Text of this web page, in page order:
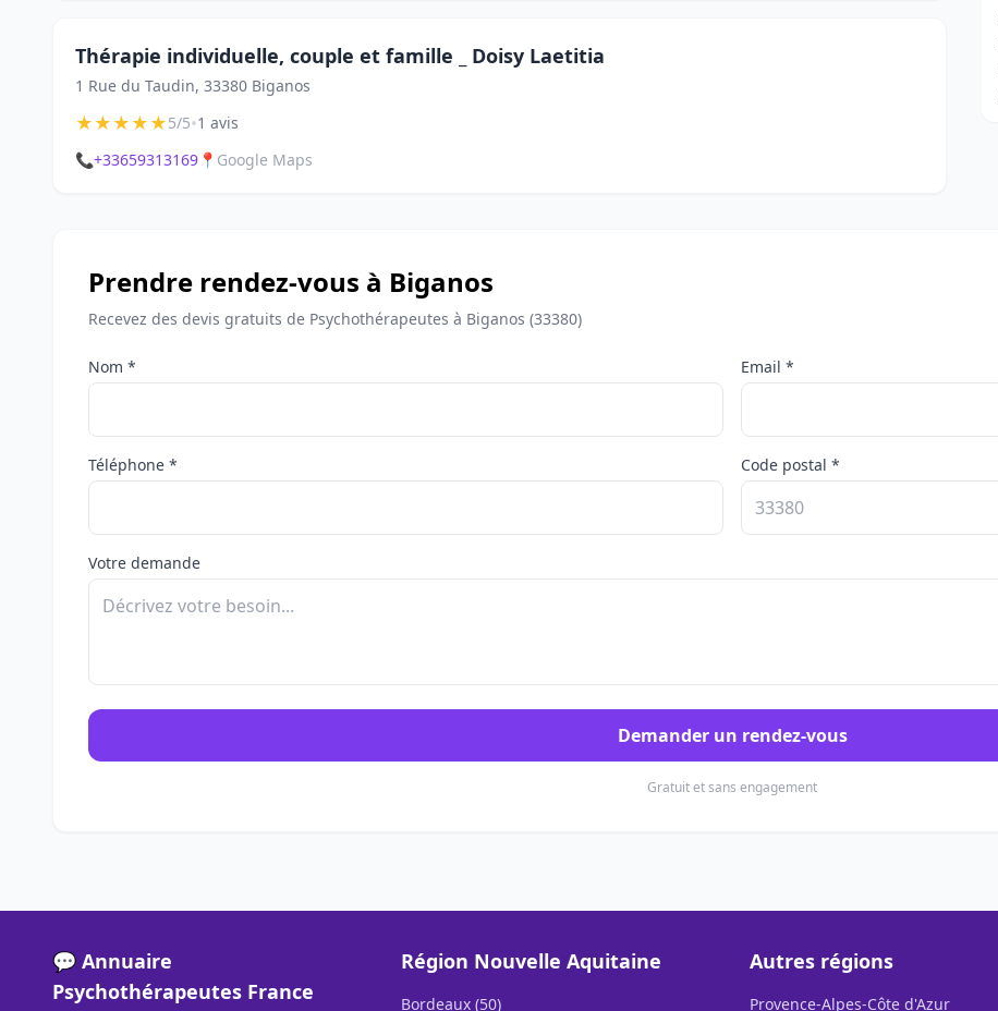
Thérapie individuelle, couple et famille _ Doisy Laetitia
1 Rue du Taudin, 33380 Biganos
★★★★★5/5•1 avis
📞+33659313169 📍 Google Maps
Prendre rendez-vous à Biganos
Recevez des devis gratuits de Psychothérapeutes à Biganos (33380)
Nom * Email *
Téléphone * Code postal *
Votre demande
Demander un rendez-vous
Gratuit et sans engagement
💬 Annuaire
Psychothérapeutes France
Région Nouvelle Aquitaine
Bordeaux (50)
Autres régions
Provence-Alpes-Côte d'Azur